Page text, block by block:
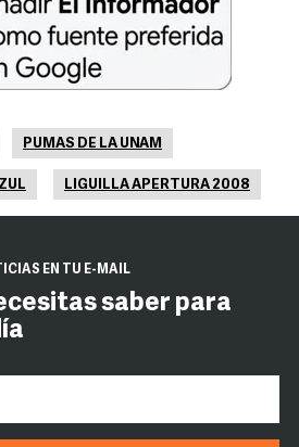
PUMAS DE LA UNAM
LIGUILLA APERTURA 2008
EN TU E-MAIL
saber para